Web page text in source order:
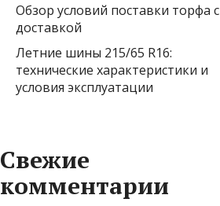
Обзор условий поставки торфа с
доставкой
Летние шины 215/65 R16:
технические характеристики и
условия эксплуатации
Свежие
комментарии